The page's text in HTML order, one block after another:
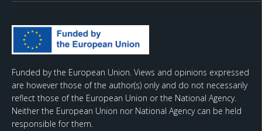
Funded by the European Union. Views and opinions expressed
are however those of the author(s) only and do not necessarily
reflect those of the European Union or the National Agency.
Neither the European Union nor National Agency can be held
responsible for them.